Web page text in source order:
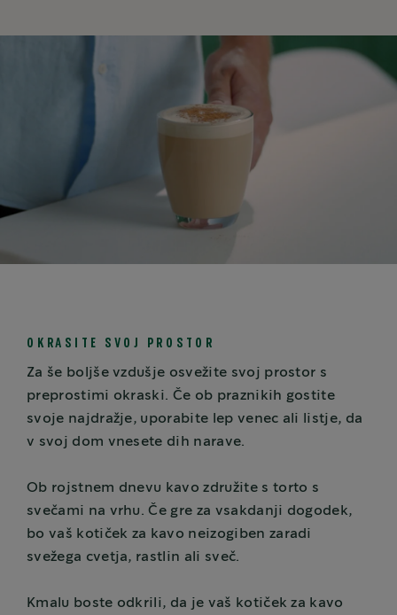
OKRASITE SVOJ PROSTOR
Za še boljše vzdušje osvežite svoj prostor s
preprostimi okraski. Če ob praznikih gostite
svoje najdražje, uporabite lep venec ali listje, da
v svoj dom vnesete dih narave.
Ob rojstnem dnevu kavo združite s torto s
svečami na vrhu. Če gre za vsakdanji dogodek,
bo vaš kotiček za kavo neizogiben zaradi
svežega cvetja, rastlin ali sveč.
Kmalu boste odkrili, da je vaš kotiček za kavo